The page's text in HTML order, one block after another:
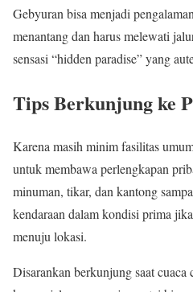
Gebyuran bisa menjadi
menantang dan harus melewati
sensasi “hidden paradise” yang
Tips Berkunjung ke
Karena masih minim fasilitas
untuk membawa perlengkapan
minuman, tikar, dan kantong
kendaraan dalam kondisi prima
menuju lokasi.
Disarankan berkunjung saat